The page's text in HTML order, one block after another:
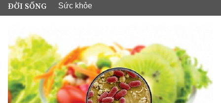
ĐỜI SỐNG Sức khỏe